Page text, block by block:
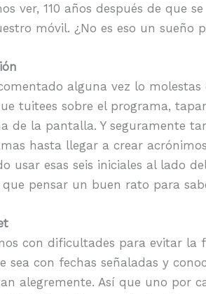
ver, 110 años después de que
móvil. ¿No es eso un sueño
alguna vez lo
tuitees sobre el programa,
de la pantalla. Y seguramente
hasta llegar a crear
usar esas seis iniciales al lado
pensar un buen rato para
con dificultades para evitar la
sea con fechas señaladas y
alegremente. Así que uno por